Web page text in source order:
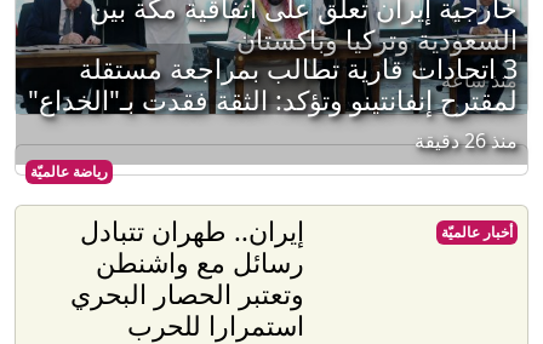
خارجية إيران تعلق على اتفاقية مكة بين
السعودية وتركيا وباكستان
منذ ساعة
رياضة عالميّة
3 اتحادات قارية تطالب بمراجعة مستقلة
لمقترح إنفانتينو وتؤكد: الثقة فقدت بـ"الخداع"
منذ 26 دقيقة
إيران.. طهران تتبادل
رسائل مع واشنطن
وتعتبر الحصار البحري
استمرارا للحرب
أخبار عالميّة